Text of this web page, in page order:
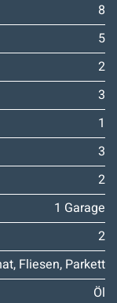
8
5
2
3
1
3
2
1 Garage
2
Fliesen, Parkett
Öl